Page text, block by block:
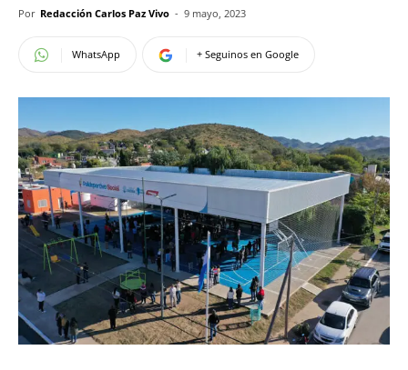
Por Redacción Carlos Paz Vivo - 9 mayo, 2023
WhatsApp + Seguinos en Google